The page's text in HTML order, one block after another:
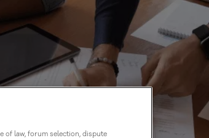
of law, forum selection, dispute